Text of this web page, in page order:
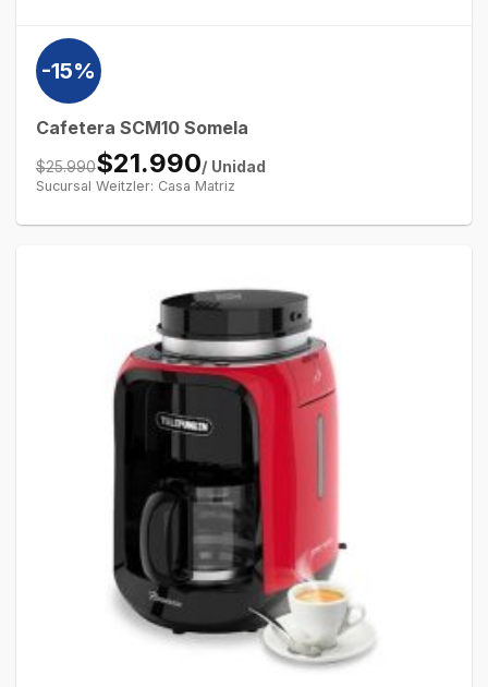
-15%
Cafetera SCM10 Somela
$25.990$21.990/ Unidad
Sucursal Weitzler: Casa Matriz